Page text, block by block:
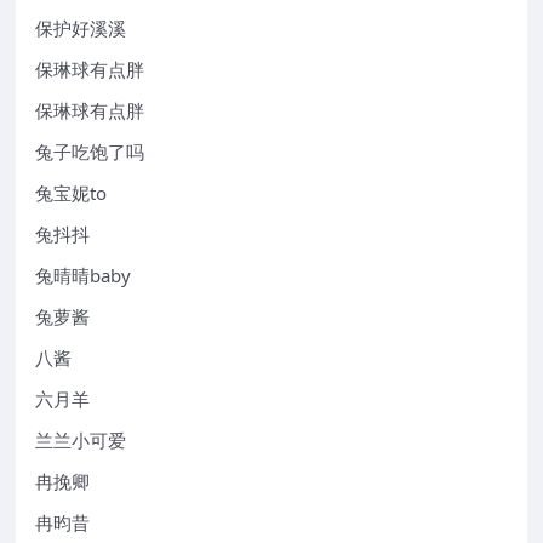
保护好溪溪
保琳球有点胖
保琳球有点胖
兔子吃饱了吗
兔宝妮to
兔抖抖
兔晴晴baby
兔萝酱
八酱
六月羊
兰兰小可爱
冉挽卿
冉昀昔